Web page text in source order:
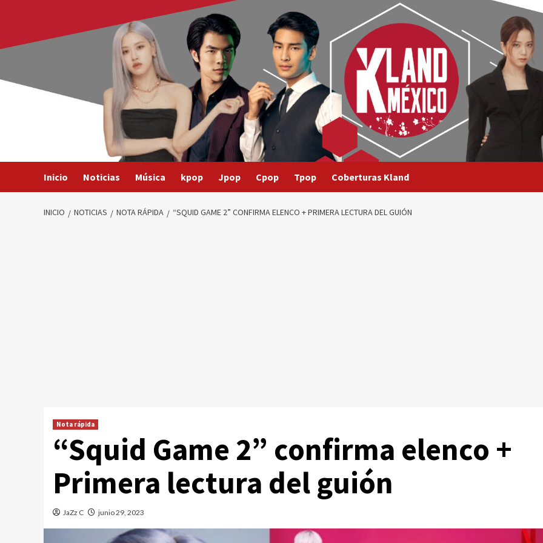
Inicio Noticias Música kpop Jpop Cpop Tpop Coberturas Kland
INICIO NOTICIAS NOTA RÁPIDA “SQUID GAME 2” CONFIRMA ELENCO + PRIMERA LECTURA DEL GUIÓN
Nota rápida
“Squid Game 2” confirma elenco +
Primera lectura del guión
JaZz C junio 29, 2023